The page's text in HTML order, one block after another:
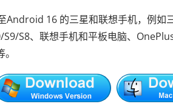
16 的三星和联想手机，例如
S8、联想手机和平板电脑、